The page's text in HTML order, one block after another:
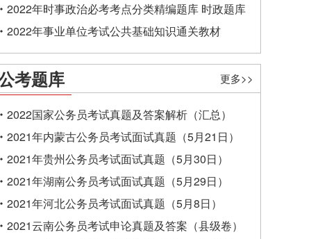
2022年时事政治必考考点分类精编题库 时政题库
2022年事业单位考试公共基础知识通关教材
考题库 更多>>
2022国家公务员考试真题及答案解析（汇总）
2021年内蒙古公务员考试面试真题（5月21日）
2021年贵州公务员考试面试真题（5月30日）
2021年湖南公务员考试面试真题（5月29日）
2021年河北公务员考试面试真题（5月8日）
2021云南公务员考试申论真题及答案（县级卷）